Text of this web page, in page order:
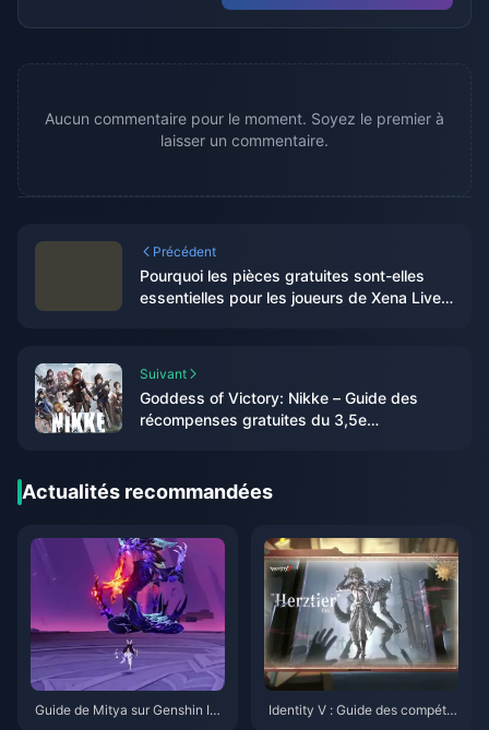
Aucun commentaire pour le moment. Soyez le premier à
laisser un commentaire.
Précédent
Pourquoi les pièces gratuites sont-elles
essentielles pour les joueurs de Xena Live
Suivant
Goddess of Victory: Nikke – Guide des
récompenses gratuites du 3,5e
Actualités recommandées
Guide de Mitya sur Genshin Im
Identity V : Guide des compéte